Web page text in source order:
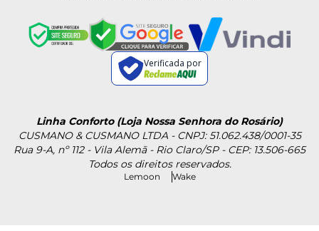
Verificada por
Linha Conforto (Loja Nossa Senhora do Rosário)
CUSMANO & CUSMANO LTDA - CNPJ: 51.062.438/0001-35
Rua 9-A, nº 112 - Vila Alemã - Rio Claro/SP - CEP: 13.506-665
Todos os direitos reservados.
Lemoon Wake